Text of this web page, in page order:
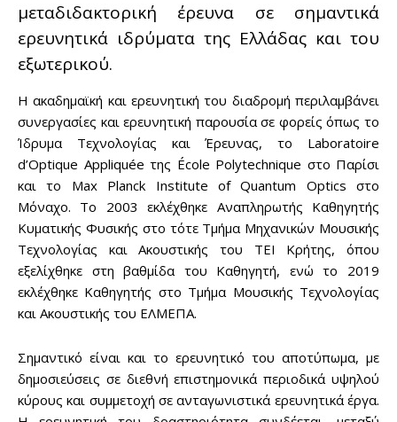
μεταδιδακτορική έρευνα σε σημαντικά
ερευνητικά ιδρύματα της Ελλάδας και του
εξωτερικού.
Η ακαδημαϊκή και ερευνητική του διαδρομή περιλαμβάνει
συνεργασίες και ερευνητική παρουσία σε φορείς όπως το
Ίδρυμα Τεχνολογίας και Έρευνας, το Laboratoire
d’Optique Appliquée της École Polytechnique στο Παρίσι
και το Max Planck Institute of Quantum Optics στο
Μόναχο. Το 2003 εκλέχθηκε Αναπληρωτής Καθηγητής
Κυματικής Φυσικής στο τότε Τμήμα Μηχανικών Μουσικής
Τεχνολογίας και Ακουστικής του ΤΕΙ Κρήτης, όπου
εξελίχθηκε στη βαθμίδα του Καθηγητή, ενώ το 2019
εκλέχθηκε Καθηγητής στο Τμήμα Μουσικής Τεχνολογίας
και Ακουστικής του ΕΛΜΕΠΑ.
Σημαντικό είναι και το ερευνητικό του αποτύπωμα, με
δημοσιεύσεις σε διεθνή επιστημονικά περιοδικά υψηλού
κύρους και συμμετοχή σε ανταγωνιστικά ερευνητικά έργα.